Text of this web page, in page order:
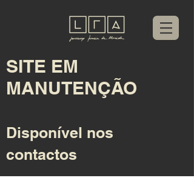
SITE EM
MANUTENÇÃO
Disponível nos
contactos